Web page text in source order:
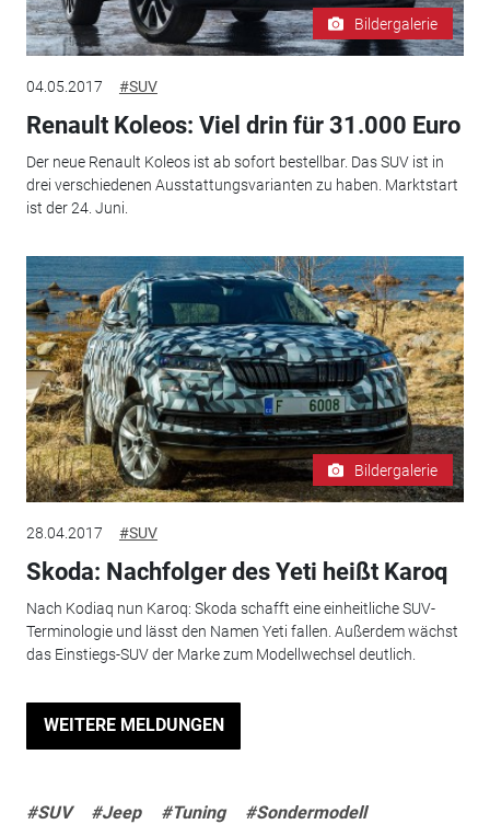
Bildergalerie
04.05.2017 #SUV
Renault Koleos: Viel drin für 31.000 Euro
Der neue Renault Koleos ist ab sofort bestellbar. Das SUV ist in
drei verschiedenen Ausstattungsvarianten zu haben. Marktstart
ist der 24. Juni.
Bildergalerie
28.04.2017 #SUV
Skoda: Nachfolger des Yeti heißt Karoq
Nach Kodiaq nun Karoq: Skoda schafft eine einheitliche SUV-
Terminologie und lässt den Namen Yeti fallen. Außerdem wächst
das Einstiegs-SUV der Marke zum Modellwechsel deutlich.
WEITERE MELDUNGEN
#SUV #Jeep #Tuning #Sondermodell